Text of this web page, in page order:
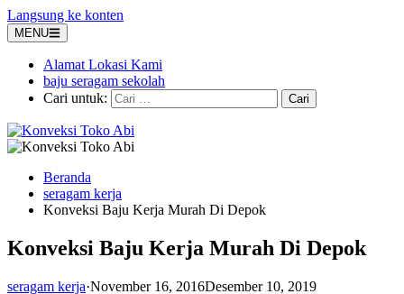
Langsung ke konten
MENU
Alamat Lokasi Kami
baju seragam sekolah
Cari untuk:
Beranda
seragam kerja
Konveksi Baju Kerja Murah Di Depok
Konveksi Baju Kerja Murah Di Depok
seragam kerja·November 16, 2016Desember 10, 2019